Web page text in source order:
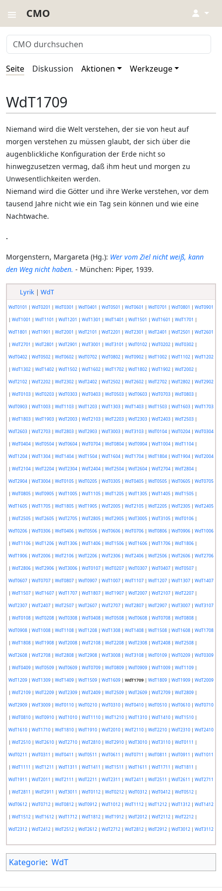
CMO ↓
Seite Diskussion Aktionen Werkzeuge
WdT1709
Niemand wird die Welt verstehen, der sie von heut auf
morgen verstehen zu müssen glaubt, der sich über die
augenblickliche Konfiguration der Erde nicht so
hinwegzusetzen vermag, daß ihm heut und morgen zu
Unwesentlichkeiten werden.
Niemand wird die Götter und ihre Werke verstehen, vor dem
tausend Jahre nicht wie ein Tag sein können und wie eine
Nachtwache.
.
Morgenstern, Margareta (Hg.): Wer vom Ziel nicht weiß, kann
den Weg nicht haben. - München: Piper, 1939.
Lyrik| WdT
WdT0101 | WdT0201 | WdT0301 | WdT0401 | WdT0501 | WdT0601 | WdT0701 | WdT0801 | WdT0901
| WdT1001 | WdT1101 | WdT1201 | WdT1301 | WdT1401 | WdT1501 | WdT1601 | WdT1701 |
WdT1801 | WdT1901 | WdT2001 | WdT2101 | WdT2201 | WdT2301 | WdT2401 | WdT2501 | WdT2601
| WdT2701 | WdT2801 | WdT2901 | WdT3001 | WdT3101 | WdT0102| WdT0202| WdT0302|
WdT0402| WdT0502| WdT0602| WdT0702| WdT0802| WdT0902| WdT1002| WdT1102| WdT1202
| WdT1302| WdT1402| WdT1502| WdT1602| WdT1702| WdT1802| WdT1902| WdT2002|
WdT2102| WdT2202| WdT2302| WdT2402| WdT2502| WdT2602| WdT2702| WdT2802| WdT2902
| WdT0103| WdT0203| WdT0303| WdT0403| WdT0503| WdT0603| WdT0703| WdT0803|
WdT0903| WdT1003| WdT1103| WdT1203| WdT1303| WdT1403| WdT1503| WdT1603| WdT1703
| WdT1803| WdT1903| WdT2003| WdT2103| WdT2203| WdT2303| WdT2403| WdT2503|
WdT2603| WdT2703| WdT2803| WdT2903| WdT3003| WdT3103| WdT0104| WdT0204| WdT0304
| WdT0404| WdT0504| WdT0604| WdT0704| WdT0804| WdT0904| WdT1004| WdT1104|
WdT1204| WdT1304| WdT1404| WdT1504| WdT1604| WdT1704| WdT1804| WdT1904| WdT2004
| WdT2104| WdT2204| WdT2304| WdT2404| WdT2504| WdT2604| WdT2704| WdT2804|
WdT2904| WdT3004| WdT0105| WdT0205| WdT0305| WdT0405| WdT0505| WdT0605| WdT0705
| WdT0805| WdT0905| WdT1005| WdT1105| WdT1205| WdT1305| WdT1405| WdT1505|
WdT1605| WdT1705| WdT1805| WdT1905| WdT2005| WdT2105| WdT2205| WdT2305| WdT2405
| WdT2505| WdT2605| WdT2705| WdT2805| WdT2905| WdT3005| WdT3105| WdT0106|
WdT0206| WdT0306| WdT0406| WdT0506| WdT0606| WdT0706| WdT0806| WdT0906| WdT1006
| WdT1106| WdT1206| WdT1306| WdT1406| WdT1506| WdT1606| WdT1706| WdT1806|
WdT1906| WdT2006| WdT2106| WdT2206| WdT2306| WdT2406| WdT2506| WdT2606| WdT2706
| WdT2806| WdT2906| WdT3006| WdT0107| WdT0207| WdT0307| WdT0407| WdT0507|
WdT0607| WdT0707| WdT0807| WdT0907| WdT1007| WdT1107| WdT1207| WdT1307| WdT1407
| WdT1507| WdT1607| WdT1707| WdT1807| WdT1907| WdT2007| WdT2107| WdT2207|
WdT2307| WdT2407| WdT2507| WdT2607| WdT2707| WdT2807| WdT2907| WdT3007| WdT3107
| WdT0108| WdT0208| WdT0308| WdT0408| WdT0508| WdT0608| WdT0708| WdT0808|
WdT0908| WdT1008| WdT1108| WdT1208| WdT1308| WdT1408| WdT1508| WdT1608| WdT1708
| WdT1808| WdT1908| WdT2008| WdT2108| WdT2208| WdT2308| WdT2408| WdT2508|
WdT2608| WdT2708| WdT2808| WdT2908| WdT3008| WdT3108| WdT0109| WdT0209| WdT0309
| WdT0409| WdT0509| WdT0609| WdT0709| WdT0809| WdT0909| WdT1009| WdT1109|
WdT1209| WdT1309| WdT1409| WdT1509| WdT1609| WdT1709| WdT1809| WdT1909| WdT2009
| WdT2109| WdT2209| WdT2309| WdT2409| WdT2509| WdT2609| WdT2709| WdT2809|
WdT2909| WdT3009| WdT0110| WdT0210| WdT0310| WdT0410| WdT0510| WdT0610| WdT0710
| WdT0810| WdT0910| WdT1010| WdT1110| WdT1210| WdT1310| WdT1410| WdT1510|
WdT1610| WdT1710| WdT1810| WdT1910| WdT2010| WdT2110| WdT2210| WdT2310| WdT2410
| WdT2510| WdT2610| WdT2710| WdT2810| WdT2910| WdT3010| WdT3110| WdT0111 |
WdT0211 | WdT0311 | WdT0411 | WdT0511 | WdT0611 | WdT0711 | WdT0811 | WdT0911 | WdT1011
| WdT1111 | WdT1211 | WdT1311 | WdT1411 | WdT1511 | WdT1611 | WdT1711 | WdT1811 |
WdT1911 | WdT2011 | WdT2111 | WdT2211 | WdT2311 | WdT2411 | WdT2511 | WdT2611 | WdT2711
| WdT2811 | WdT2911 | WdT3011 | WdT0112| WdT0212| WdT0312| WdT0412| WdT0512|
WdT0612| WdT0712| WdT0812| WdT0912| WdT1012| WdT1112| WdT1212| WdT1312| WdT1412
| WdT1512| WdT1612| WdT1712| WdT1812| WdT1912| WdT2012| WdT2112| WdT2212|
WdT2312| WdT2412| WdT2512| WdT2612| WdT2712| WdT2812| WdT2912| WdT3012| WdT3112
Kategorie: WdT